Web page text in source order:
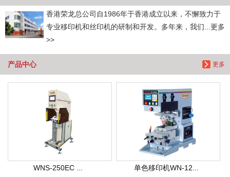
香港荣龙总公司自1986年于香港成立以来，不懈致力于
专业移印机和丝印机的研制和开发。多年来，我们...更多
>>
更多
产品中心
WNS-250EC ... 单色移印机WN-12...